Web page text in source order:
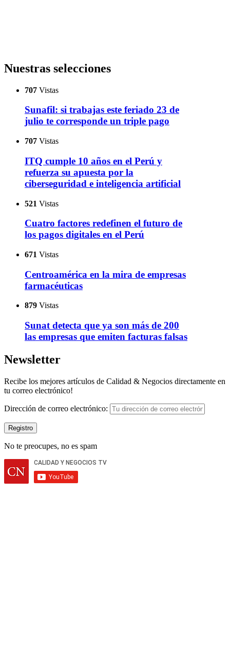
Nuestras selecciones
707 Vistas
Sunafil: si trabajas este feriado 23 de
julio te corresponde un triple pago
707 Vistas
ITQ cumple 10 años en el Perú y
refuerza su apuesta por la
ciberseguridad e inteligencia artificial
521 Vistas
Cuatro factores redefinen el futuro de
los pagos digitales en el Perú
671 Vistas
Centroamérica en la mira de empresas
farmacéuticas
879 Vistas
Sunat detecta que ya son más de 200
las empresas que emiten facturas falsas
Newsletter
Recibe los mejores artículos de Calidad & Negocios directamente en
tu correo electrónico!
Dirección de correo electrónico:
No te preocupes, no es spam